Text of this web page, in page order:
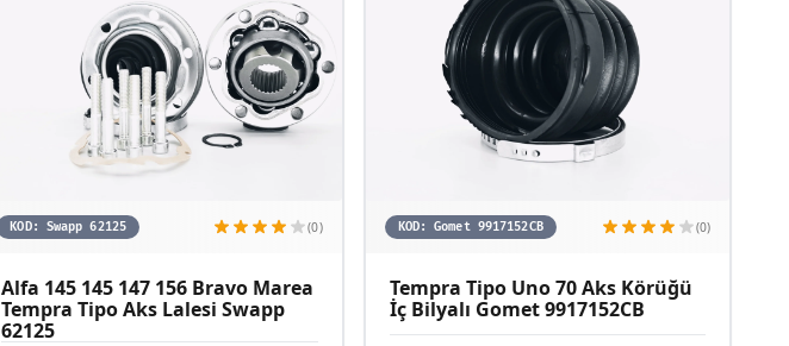
KOD: Swapp 62125 (0)
Alfa 145 145 147 156 Bravo Marea
Tempra Tipo Aks Lalesi Swapp
62125
KOD:Gomet 9917152CB (0)
Tempra Tipo Uno 70 Aks Körüğü
İç Bilyalı Gomet 9917152CB